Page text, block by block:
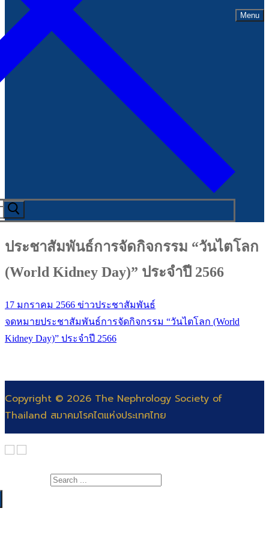
Menu
ประชาสัมพันธ์การจัดกิจกรรม “วันไตโลก
(World Kidney Day)” ประจำปี 2566
17 มกราคม 2566 ข่าวประชาสัมพันธ์
จดหมายประชาสัมพันธ์การจัดกิจกรรม “วันไตโลก (World
Kidney Day)” ประจำปี 2566
Copyright © 2026 The Nephrology Society of
Thailand สมาคมโรคไตแห่งประเทศไทย